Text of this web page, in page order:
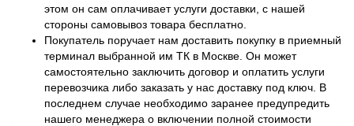
этом он сам оплачивает услуги доставки, с нашей
стороны самовывоз товара бесплатно.
Покупатель поручает нам доставить покупку в приемный
терминал выбранной им ТК в Москве. Он может
самостоятельно заключить договор и оплатить услуги
перевозчика либо заказать у нас доставку под ключ. В
последнем случае необходимо заранее предупредить
нашего менеджера о включении полной стоимости